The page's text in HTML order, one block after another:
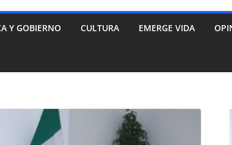
Y GOBIERNO CULTURA EMERGE VIDA